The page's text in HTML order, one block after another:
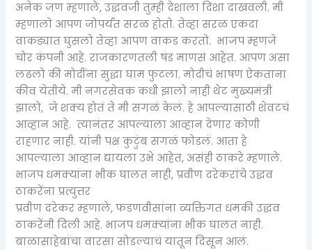
अनेक जण म्हणाले, उद्धवजी तुम्ही देशाला दिशा दाखवली. मी
म्हणालो आपण जोपर्यंत सरळ होतो. तेव्हा सरळ एकदा
वाकड्यात घुसलो तेव्हा आपण वाकड करतो. भाजप म्हणजे
चोर कंपनी आहे. राजकारणतली षंड माणसं आहेत. आपण असा
लढलो की मोदींना सुद्धा घाम फुटला. मोदीचं भाषण ऐकताना
कीव येतीये. मी नगरसेवक कधी झालो नाही थेट मुख्यमंत्री
झालो, जे शक्य होतं ते मी सगळं केलं. हे आपल्यासाठी शेवटचं
आव्हान आहे. त्यानंतर आपल्याला आव्हान देणार कोणी
राहणार नाही. यांनी पक्ष कुटुंब सगळं फोडलं. आता हे
आपल्याला आव्हान द्यायला उभे आहेत, असंही ठाकरे म्हणाले.
भाजप धमक्यांना भीक घालत नाही, प्रवीण दरेकरांचे उद्धव
ठाकरेंना प्रत्युत्तर
प्रवीण दरेकर म्हणाले, फडणवीसांना व्यक्तिगत धमकी उद्धव
ठाकरेंनी दिली आहे. भाजप धमक्यांना भीक घालत नाही.
बाळासाहेबांचा वारसा सोडल्याचं यातून दिसून आलं.